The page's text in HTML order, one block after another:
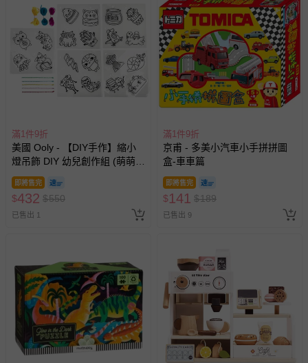
滿1件9折
美國 Ooly - 【DIY手作】縮小
燈吊飾 DIY 幼兒創作組 (萌萌好
朋友)
即將售完
$432 $550
已售出 1
滿1件9折
京甫 - 多美小汽車小手拼拼圖
盒-車車篇
即將售完
$141 $189
已售出 9